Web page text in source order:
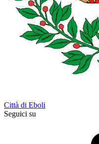
Città di Eboli
Seguici su